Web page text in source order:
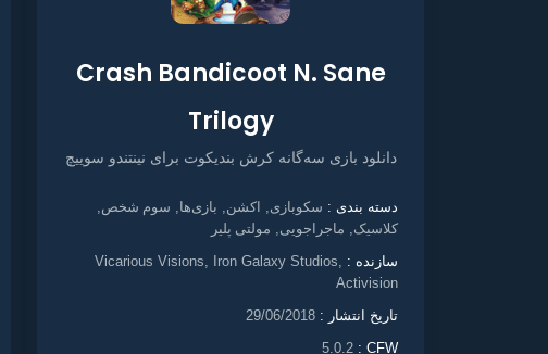
Crash Bandicoot N. Sane
Trilogy
دانلود بازی سه‌گانه کرش بندیکوت برای نینتندو سوییچ
دسته بندی : سکوبازی اکشن بازی‌ها سوم شخص
کلاسیک ماجراجویی مولتی پلیر
سازنده :
Vicarious Visions, Iron Galaxy Studios,
Activision
تاریخ انتشار : 29/06/2018
CFW :
5.0.2